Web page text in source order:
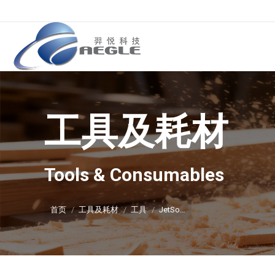
工具及耗材
Tools & Consumables
你在这里：
首页 工具及耗材 工具 JetSo…